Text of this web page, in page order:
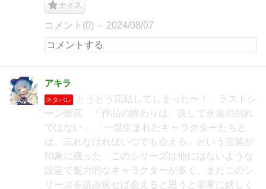
ナイス
コメント(0) 2024/08/07
アキラ
ネタバレ
とうとう完結してしまった〜！ ラストシ
ーン最高 「作品の終わりは、決して永遠の別れ
ではない」 「一度生まれたキャラクターたちと
は、忘れなければいつでも会える」という言葉が
印象に残った このシリーズは他にはないような
設定で魅力的なキャラクターが多く、またこのシ
リーズを読み返せば会えると思うと非常に嬉しく